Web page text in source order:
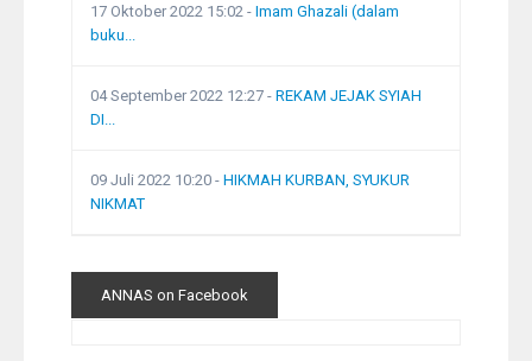
17 Oktober 2022 15:02 - Imam Ghazali (dalam
buku...
04 September 2022 12:27 - REKAM JEJAK SYIAH
DI...
09 Juli 2022 10:20 - HIKMAH KURBAN, SYUKUR
NIKMAT
ANNAS on Facebook